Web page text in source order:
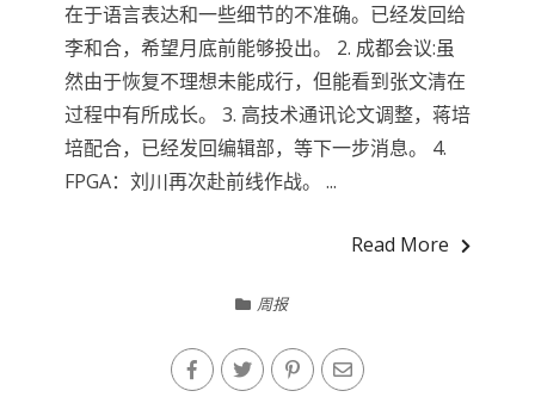
在于语言表达和一些细节的不准确。已经发回给
李和合，希望月底前能够投出。 2. 成都会议:虽
然由于恢复不理想未能成行，但能看到张文清在
过程中有所成长。 3. 高技术通讯论文调整，蒋培
培配合，已经发回编辑部，等下一步消息。 4.
FPGA：刘川再次赴前线作战。 ...
Read More
周报